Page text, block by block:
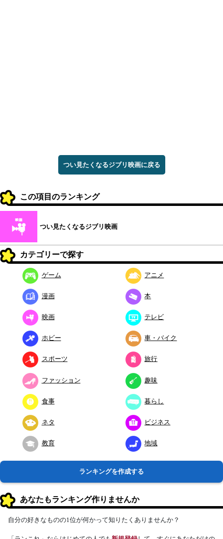
つい見たくなるジブリ映画に戻る
この項目のランキング
つい見たくなるジブリ映画
カテゴリーで探す
ゲーム アニメ
漫画 本
映画 テレビ
ホビー 車・バイク
スポーツ 旅行
ファッション 趣味
食事 暮らし
ネタ ビジネス
教育 地域
ランキングを作成する
あなたもランキング作りませんか
自分の好きなものの1位が何かって知りたくありませんか？